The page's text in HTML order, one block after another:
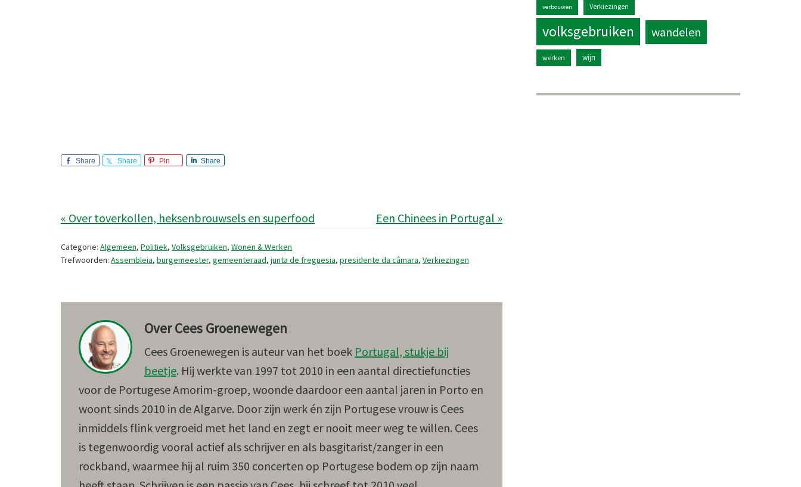
Share Share Pin Share
« Over toverkollen, heksenbrouwsels en superfood Een Chinees in Portugal »
Categorie: Algemeen, Politiek, Volksgebruiken, Wonen & Werken
Trefwoorden: Assembleia, burgemeester, gemeenteraad, junta de freguesia, presidente da câmara, Verkiezingen
OverCees Groenewegen
Cees Groenewegen is auteur van het boek Portugal, stukje bij
beetje. Hij werkte van 1997 tot 2010 in een aantal directiefuncties
voor de Portugese Amorim-groep, woonde daardoor een aantal jaren in Porto en
woont sinds 2010 in de Algarve. Door zijn werk én zijn Portugese vrouw is Cees
inmiddels flink vergroeid met het land en zegt er nooit meer weg te willen. Cees
is tegenwoordig vooral actief als schrijver en als basgitarist/zanger in een
rockband, waarmee hij al ruim 350 concerten op Portugese bodem op zijn naam
verbouwen Verkiezingen
volksgebruiken wandelen
werken wijn